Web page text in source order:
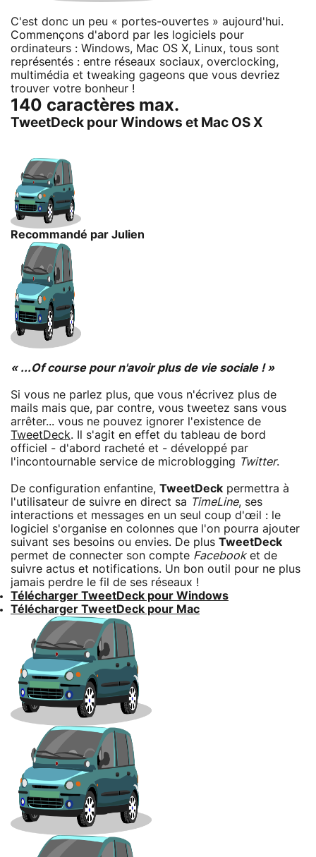
C'est donc un peu « portes-ouvertes » aujourd'hui.
Commençons d'abord par les logiciels pour
ordinateurs : Windows, Mac OS X, Linux, tous sont
représentés : entre réseaux sociaux, overclocking,
multimédia et tweaking gageons que vous devriez
trouver votre bonheur !
140 caractères max.
TweetDeck pour Windows et Mac OS X
Recommandé par Julien
« ...Of course pour n'avoir plus de vie sociale ! »
Si vous ne parlez plus, que vous n'écrivez plus de
mails mais que, par contre, vous tweetez sans vous
arrêter... vous ne pouvez ignorer l'existence de
TweetDeck. Il s'agit en effet du tableau de bord
officiel - d'abord racheté et - développé par
l'incontournable service de microblogging Twitter.
De configuration enfantine, TweetDeck permettra à
l'utilisateur de suivre en direct sa TimeLine, ses
interactions et messages en un seul coup d'œil : le
logiciel s'organise en colonnes que l'on pourra ajouter
suivant ses besoins ou envies. De plus TweetDeck
permet de connecter son compte Facebooket de
suivre actus et notifications. Un bon outil pour ne plus
jamais perdre le fil de ses réseaux !
Télécharger TweetDeck pour Windows
Télécharger TweetDeck pour Mac